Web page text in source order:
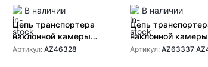
В наличии
Цепь транспортера
наклонной камеры
внутренняя (AZ46328)
Артикул:AZ46328
В наличии
Цепь
наклонной камеры
внутренняя
Артикул:AZ63337